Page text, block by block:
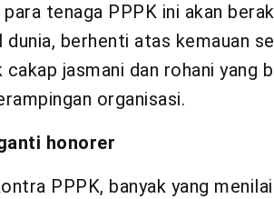
tenaga PPPK ini akan
dunia, berhenti atas kemauan
jasmani dan rohani yang
organisasi.
honorer
PPPK, banyak yang